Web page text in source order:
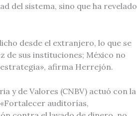
del sistema, sino que ha revelado
desde el extranjero, lo que se
de sus instituciones; México no
afirma Herrejón.
y de Valores (CNBV) actuó con la
auditorías,